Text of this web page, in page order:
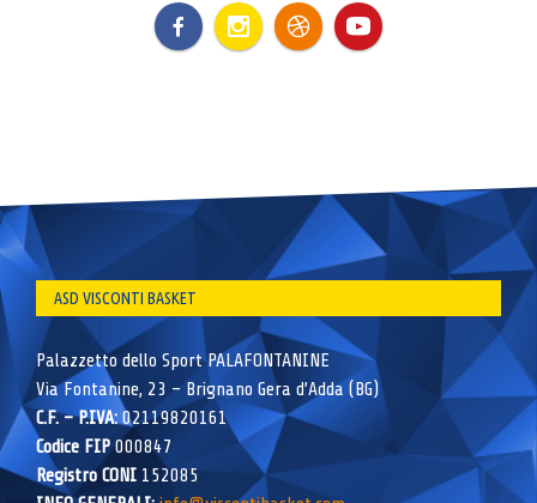
ASD VISCONTI BASKET
Palazzetto dello Sport PALAFONTANINE
Via Fontanine, 23 – Brignano Gera d’Adda (BG)
C.F. – P.IVA:02119820161
Codice FIP000847
Registro CONI 152085